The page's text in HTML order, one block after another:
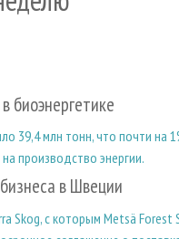
биоэнергетике
39,4 млн тонн, что почти на
производство энергии.
в Швеции
Skog, с которым Metsä Forest